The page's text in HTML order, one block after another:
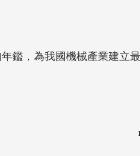
鑑，為我國機械產業建立